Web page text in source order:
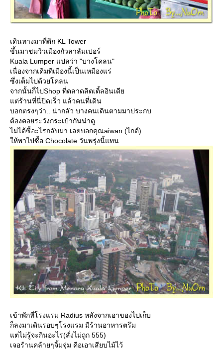
เดินทางมาที่ตึก KL Tower
ขึ้นมาชมวิวเมืองกัวลาลัมเปอร์
Kuala Lumper แปลว่า "บางโคลน"
เนื่องจากเดิมทีเมืองนี้เป็นเหมืองแร่
ซึ่งเต็มไปด้วยโคลน
จากนั้นก็ไปShop ที่ตลาดลิตเติ้ลอินเดี
ต่ร้านที่นี่ปิดเร็ว แล้วคนที่เดิน
บอกตรงๆว่า.. น่ากลัว บางคนเดินตามมาประกบ
ต้องคอยระวังกระเป๋ากันน่าดู
ไม่ได้ซื้อะไรกลับมา เลยบอกคุณaiwan (ไกด์)
ห้พาไปซื้อ Chocolate วันพรุ่งนี้แทน
เข้าพักที่โรงแรม Radius หลังจากเอาของไปเก็บ
ก็ลงมาเดินรอบๆโรงแรม มีร้านอาหารตรึม
ต่ไม่รู้จะกินอะไร(สั่งไม่ถูก 555)
เจอร้านคล้ายๆจิ้มจุ่ม คือเอาเสียบไม้ไว้